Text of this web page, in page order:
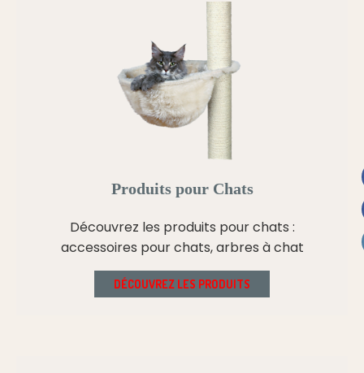
Produits pour Chats
Découvrez les produits pour chats :
accessoires pour chats, arbres à chat
DÉCOUVREZ LES PRODUITS